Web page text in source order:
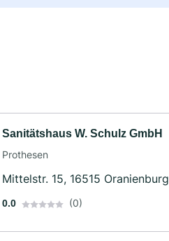
Sanitätshaus W. Schulz GmbH
Prothesen
Mittelstr. 15, 16515 Oranienburg
0.0 (0)